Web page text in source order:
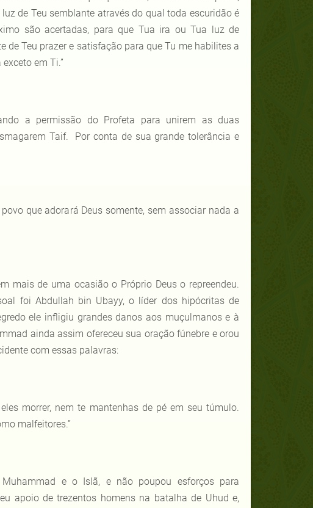
de Teu semblante através do qual toda escuridão é
são acertadas, para que Tua ira ou Tua luz de
Teu prazer e satisfação para que Tu me habilites a
em Ti.”
a permissão do Profeta para unirem as duas
Taif. Por conta de sua grande tolerância e
que adorará Deus somente, sem associar nada a
mais de uma ocasião o Próprio Deus o repreendeu.
foi Abdullah bin Ubayy, o líder dos hipócritas de
ele infligiu grandes danos aos muçulmanos e à
ainda assim ofereceu sua oração fúnebre e orou
com essas palavras:
morrer, nem te mantenhas de pé em seu túmulo.
malfeitores.”
e o Islã, e não poupou esforços para
apoio de trezentos homens na batalha de Uhud e,